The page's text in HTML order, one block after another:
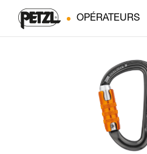
OPÉRATEURS